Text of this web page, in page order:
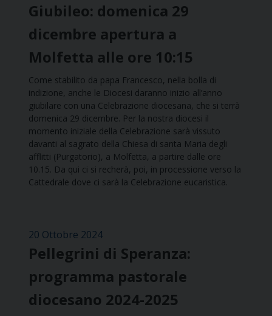
Giubileo: domenica 29
dicembre apertura a
Molfetta alle ore 10:15
Come stabilito da papa Francesco, nella bolla di
indizione, anche le Diocesi daranno inizio all’anno
giubilare con una Celebrazione diocesana, che si terrà
domenica 29 dicembre. Per la nostra diocesi il
momento iniziale della Celebrazione sarà vissuto
davanti al sagrato della Chiesa di santa Maria degli
afflitti (Purgatorio), a Molfetta, a partire dalle ore
10.15. Da qui ci si recherà, poi, in processione verso la
Cattedrale dove ci sarà la Celebrazione eucaristica.
20 Ottobre 2024
Pellegrini di Speranza:
programma pastorale
diocesano 2024-2025